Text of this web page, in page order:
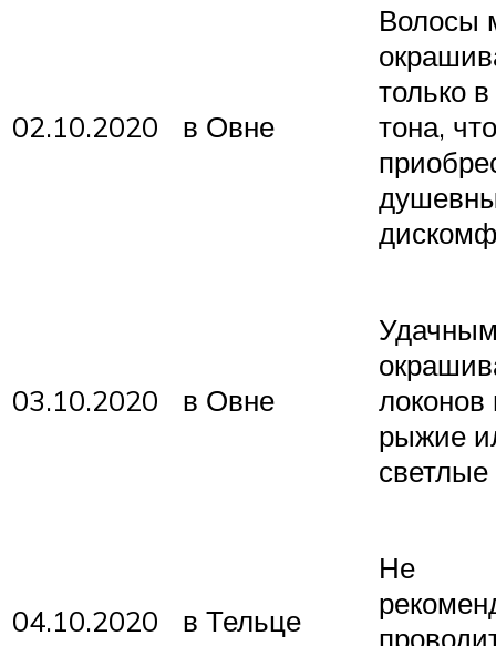
02.10.2020 в Овне
Волосы
только
тона,
03.10.2020 в Овне
локонов
рыжие
04.10.2020 в Тельце
Не